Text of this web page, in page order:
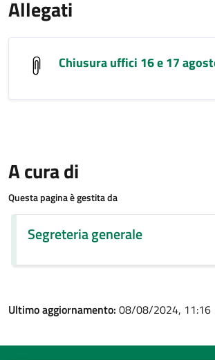
Allegati
Chiusura uffici 16 e 17
A cura di
Questa pagina è gestita da
Segreteria generale
Ultimo aggiornamento: 08/08/2024, 11:16